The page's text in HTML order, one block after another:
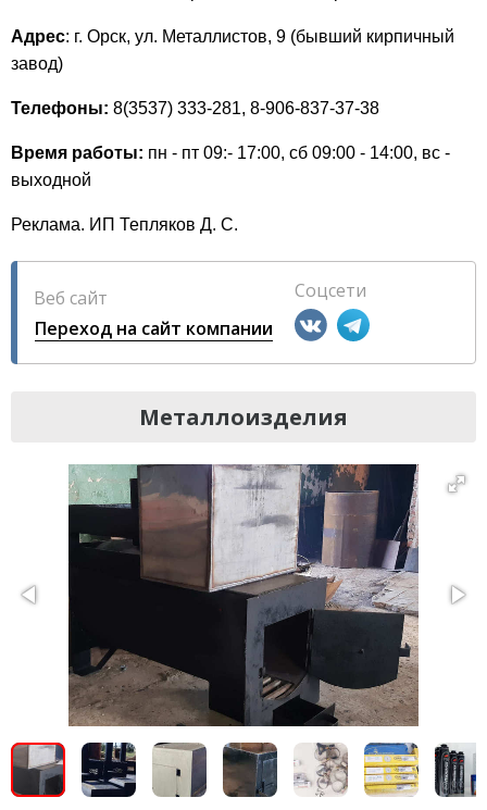
Адрес: г. Орск, ул. Металлистов, 9 (бывший кирпичный
завод)
Телефоны: 8(3537) 333-281, 8-906-837-37-38
Время работы: пн - пт 09:- 17:00, сб 09:00 - 14:00, вс -
выходной
Реклама. ИП Тепляков Д. С.
Веб сайт
Переход на сайт компании
Соцсети
Металлоизделия